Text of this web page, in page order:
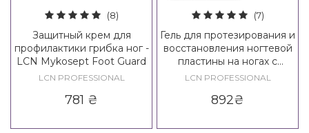
(8)
Защитный крем для
профилактики грибка ног -
LCN Mykosept Foot Guard
LCN PROFESSIONAL
781 ₴
(7)
Гель для протезирования и
восстановления ногтевой
пластины на ногах с
серебром LCN WILDE-
LCN PROFESSIONAL
892₴